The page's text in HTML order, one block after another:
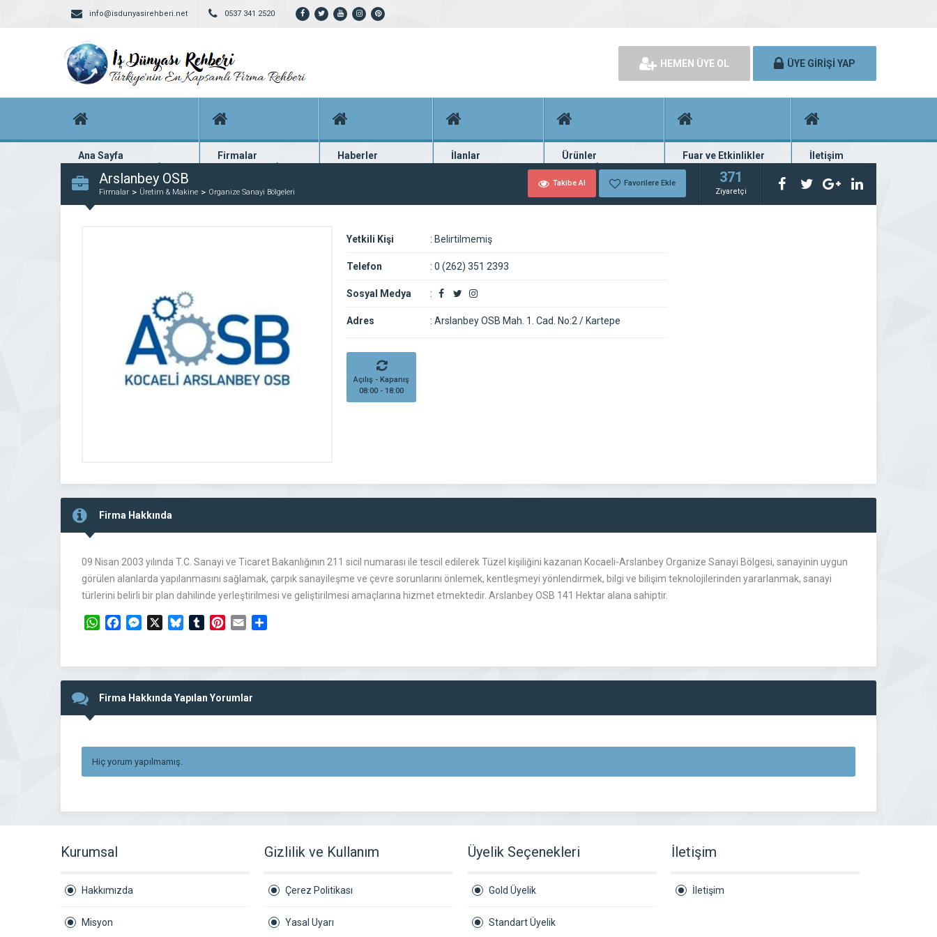
info@isdunyasirehberi.net 0537 341 2520
HEMEN ÜYE OL ÜYE GİRİŞİ YAP
Ana Sayfa
Firma rehberi ana sayfanız
Firmalar
Yüzlerce kayıtlı firma
Haberler
En güncel haberler
İlanlar
Güncel seri ilanlar
Ürünler
Binlerce firma ürünü
Fuar ve Etkinlikler
Fuar ve etkinlik planları
İletişim
Bize ulaşın
Arslanbey OSB
Firmalar Üretim & Makine Organize Sanayi Bölgeleri
Takibe Al Favorilere Ekle 371
Ziyaretçi
Yetkili Kişi : Belirtilmemiş
Telefon : 0 (262) 351 2393
Sosyal Medya :
Adres : Arslanbey OSB Mah. 1. Cad. No:2 / Kartepe
Açılış - Kapanış
08:00 - 18:00
Firma Hakkında
09 Nisan 2003 yılında T.C. Sanayi ve Ticaret Bakanlığının 211 sicil numarası ile tescil edilerek Tüzel kişiliğini kazanan Kocaeli-Arslanbey Organize Sanayi Bölgesi, sanayinin uygun
görülen alanlarda yapılanmasını sağlamak, çarpık sanayileşme ve çevre sorunlarını önlemek, kentleşmeyi yönlendirmek, bilgi ve bilişim teknolojilerinden yararlanmak, sanayi
türlerini belirli bir plan dahilinde yerleştirilmesi ve geliştirilmesi amaçlarına hizmet etmektedir. Arslanbey OSB 141 Hektar alana sahiptir.
WhatsAppFacebookMessengerBlueskyTumblrPinterest
Email
Firma Hakkında Yapılan Yorumlar
Hiç yorum yapılmamış.
Kurumsal
Hakkımızda
Misyon
Gizlilik ve Kullanım
Çerez Politikası
Yasal Uyarı
Üyelik Seçenekleri
Gold Üyelik
Standart Üyelik
İletişim
İletişim